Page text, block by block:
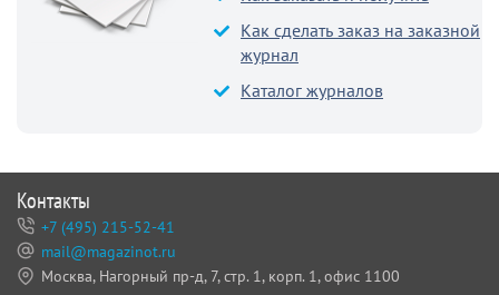
Как сделать заказ на заказной
журнал
Каталог журналов
Контакты
+7 (495) 215-52-41
mail@magazinot.ru
Москва, Нагорный пр-д, 7, стр. 1, корп. 1, офис 1100